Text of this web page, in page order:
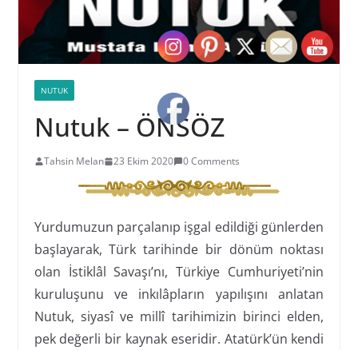
NUTUK
Nutuk – ÖNSÖZ
Tahsin Melan 23 Ekim 2020 0 Comments
Yurdumuzun parçalanıp işgal edildiği günlerden
başlayarak, Türk tarihinde bir dönüm noktası
olan İstiklâl Savaşı’nı, Türkiye Cumhuriyeti’nin
kuruluşunu ve inkılâpların yapılışını anlatan
Nutuk, siyasî ve millî tarihimizin birinci elden,
pek değerli bir kaynak eseridir. Atatürk’ün kendi